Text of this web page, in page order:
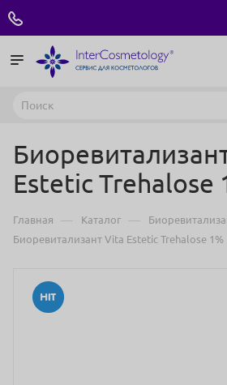
Estetic Trehalose
Главная — Каталог —
Биоревитализант Vita Estetic Trehalose 1%